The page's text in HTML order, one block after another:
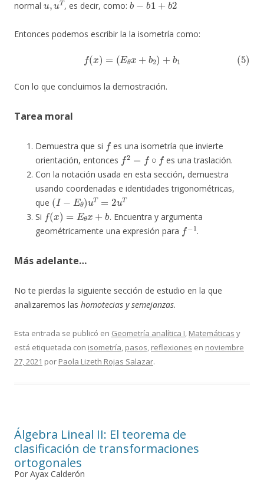
normal
, es decir, como:
Entonces podemos escribir la la isometría como:
(5)f( =(Eθx + b2 ) b 1
Con lo que concluimos la demostración.
Tarea moral
Demuestra que si
es una isometría que invierte
orientación, entonces
f 2=f ∘f
es una traslación.
Con la notación usada en esta sección, demuestra
usando coordenadas e identidades trigonométricas,
que
(I− Eθ)uT=2uT
Si
f(x)= θx+b
. Encuentra y argumenta
geométricamente una expresión para
f−1
.
Más adelante…
No te pierdas la siguiente sección de estudio en la que
analizaremos las homotecias y semejanzas.
Esta entrada se publicó en Geometría analítica I, Matemáticas y
está etiquetada con isometría, pasos, reflexiones en noviembre
27, 2021 por Paola Lizeth Rojas Salazar.
Álgebra Lineal II: El teorema de
clasificación de transformaciones
ortogonales
Por Ayax Calderón